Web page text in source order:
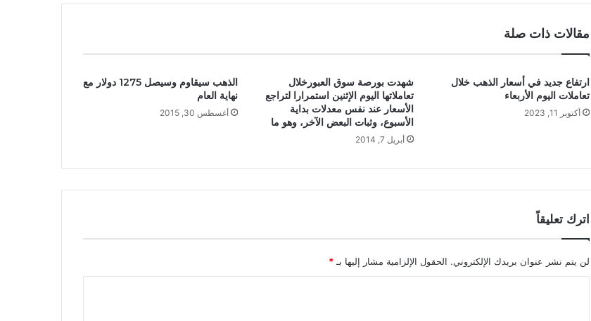
مقالات ذات صلة
ارتفاع جديد في أسعار الذهب خلال
تعاملات اليوم الأربعاء
أكتوبر 11, 2023
شهدت بورصة سوق العبورخلال
تعاملاتها اليوم الإثنين استمرارا لتراجع
الأسعار عند نفس معدلات بداية
الأسبوع، وثبات البعض الآخر، وهو ما
أبريل 7, 2014
الذهب سيقاوم وسيصل 1275 دولار مع
نهاية العام
أغسطس 30, 2015
اترك تعليقاً
لن يتم نشر عنوان بريدك الإلكتروني. الحقول الإلزامية مشار إليها بـ *